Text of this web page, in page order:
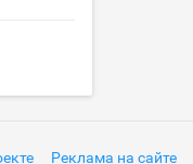
Реклама на сайте